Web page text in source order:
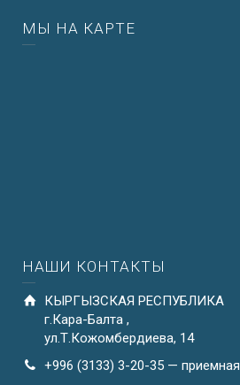
МЫ НА КАРТЕ
НАШИ КОНТАКТЫ
КЫРГЫЗСКАЯ РЕСПУБЛИКА
г.Кара-Балта ,
ул.Т.Кожомбердиева, 14
+996 (3133) 3-20-35 — приемная